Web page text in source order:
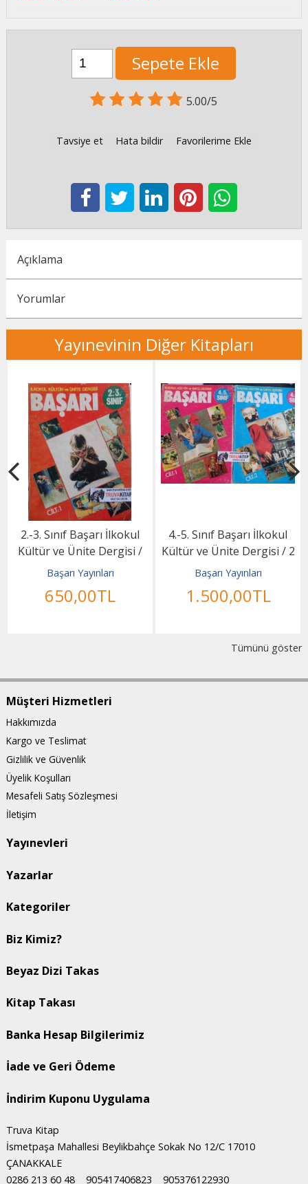
Sepete Ekle
5.00/5
Tavsiye et Hata bildir Favorilerime Ekle
Açıklama
Yorumlar
Yayınevinin Diğer Kitapları
2.-3. Sınıf Başarı İlkokul
Kültür ve Ünite Dergisi /
Cilt 1
Başarı Yayınları
650,00TL
4.-5. Sınıf Başarı İlkokul
Kültür ve Ünite Dergisi / 2
Cilt Takım
Başarı Yayınları
1.500,00TL
Tümünü göster
Müşteri Hizmetleri
Hakkımızda
Kargo ve Teslimat
Gizlilik ve Güvenlik
Üyelik Koşulları
Mesafeli Satış Sözleşmesi
İletişim
Yayınevleri
Yazarlar
Kategoriler
Biz Kimiz?
Beyaz Dizi Takas
Kitap Takası
Banka Hesap Bilgilerimiz
İade ve Geri Ödeme
İndirim Kuponu Uygulama
Truva Kitap
İsmetpaşa Mahallesi Beylikbahçe Sokak No 12/C 17010
ÇANAKKALE
0286 213 60 48
905417406823 905376122930